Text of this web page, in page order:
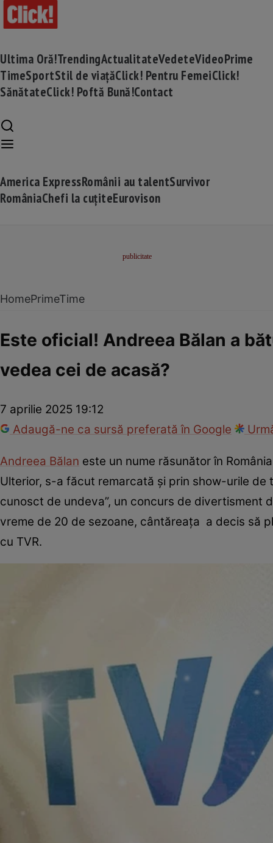
Ultima Oră!TrendingActualitateVedeteVideoPrime
TimeSportStil de viațăClick! Pentru FemeiClick!
SănătateClick! Poftă Bună!Contact
America ExpressRomânii au talentSurvivor
RomâniaChefi la cuțiteEurovison
HomePrimeTime
Este oficial! Andreea Bălan a
vedea cei de acasă?
7 aprilie 2025 19:12
Adaugă-ne ca sursă preferată în Google
Andreea Bălan este un nume răsunător în
Ulterior, s-a făcut remarcată și prin show-urile de
cunosct de undeva”, un concurs de divertisment
vreme de 20 de sezoane, cântăreața a decis să
cu TVR.